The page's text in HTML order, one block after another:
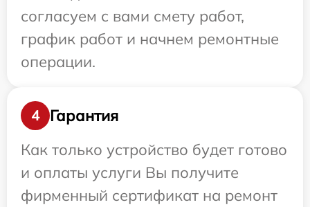
согласуем с вами смету работ,
график работ и начнем ремонтные
операции.
4
Гарантия
Как только устройство будет готово
и оплаты услуги Вы получите
фирменный сертификат на ремонт